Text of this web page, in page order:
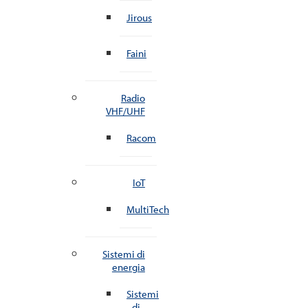
Jirous
Faini
Radio
VHF/UHF
Racom
IoT
MultiTech
Sistemi di
energia
Sistemi